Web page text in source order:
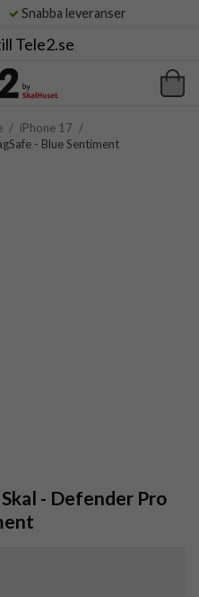
Snabba leveranser
Tele2.se
/ iPhone 17 /
- Blue Sentiment
- Defender Pro